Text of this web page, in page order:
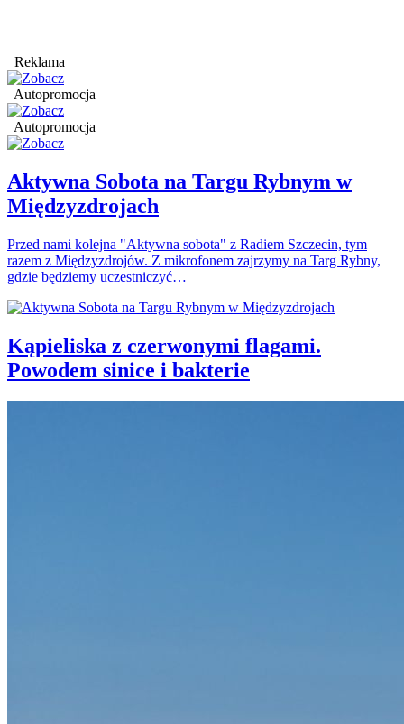
Reklama
Autopromocja
Autopromocja
Aktywna Sobota na Targu Rybnym w
Międzyzdrojach
Przed nami kolejna "Aktywna sobota" z Radiem Szczecin, tym
razem z Międzyzdrojów. Z mikrofonem zajrzymy na Targ Rybny,
gdzie będziemy uczestniczyć…
Kąpieliska z czerwonymi flagami.
Powodem sinice i bakterie